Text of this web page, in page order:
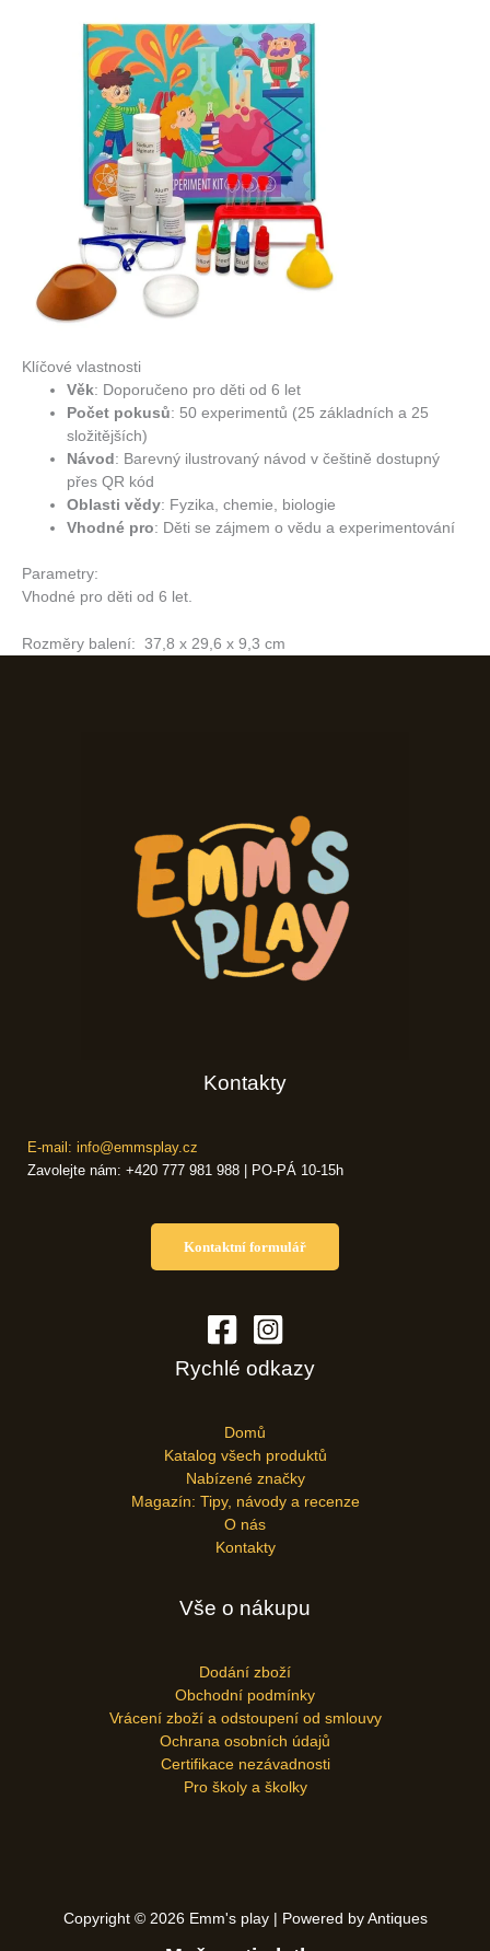
Klíčové vlastnosti
Věk: Doporučeno pro děti od 6 let
Počet pokusů: 50 experimentů (25 základních a 25
složitějších)
Návod : Barevný ilustrovaný návod v češtině dostupný
přes QR kód
Oblasti vědy: Fyzika, chemie, biologie
Vhodné pro: Děti se zájmem o vědu a experimentování
Parametry:
Vhodné pro děti od 6 let.
Rozměry balení: 37,8 x 29,6 x 9,3 cm
Kontakty
E-mail: info@emmsplay.cz
Zavolejte nám: +420 777 981 988 | PO-PÁ 10-15h
Kontaktní formulář
Rychlé odkazy
Domů
Katalog všech produktů
Nabízené značky
Magazín: Tipy, návody a recenze
O nás
Kontakty
Vše o nákupu
Dodání zboží
Obchodní podmínky
Vrácení zboží a odstoupení od smlouvy
Ochrana osobních údajů
Certifikace nezávadnosti
Pro školy a školky
Copyright © 2026 Emm's play | Powered by Antiques